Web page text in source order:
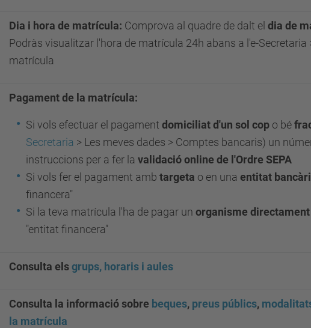
Dia i hora de matrícula: Comprova al quadre de dalt el dia de
Podràs visualitzar l'hora de matrícula 24h abans a l'e-
matrícula
Pagament de la matrícula:
Si vols efectuar el pagament domiciliat d'un sol cop o bé
Secretaria > Les meves dades > Comptes bancaris) un
instruccions per a fer la validació online de l'Ordre SEPA
Si vols fer el pagament amb targeta o en una entitat
financera"
Si la teva matrícula l'ha de pagar un organisme directament
"entitat financera"
Consulta elsgrups, horaris i aules
Consulta la informació sobre beques, preus públics,
la matrícula